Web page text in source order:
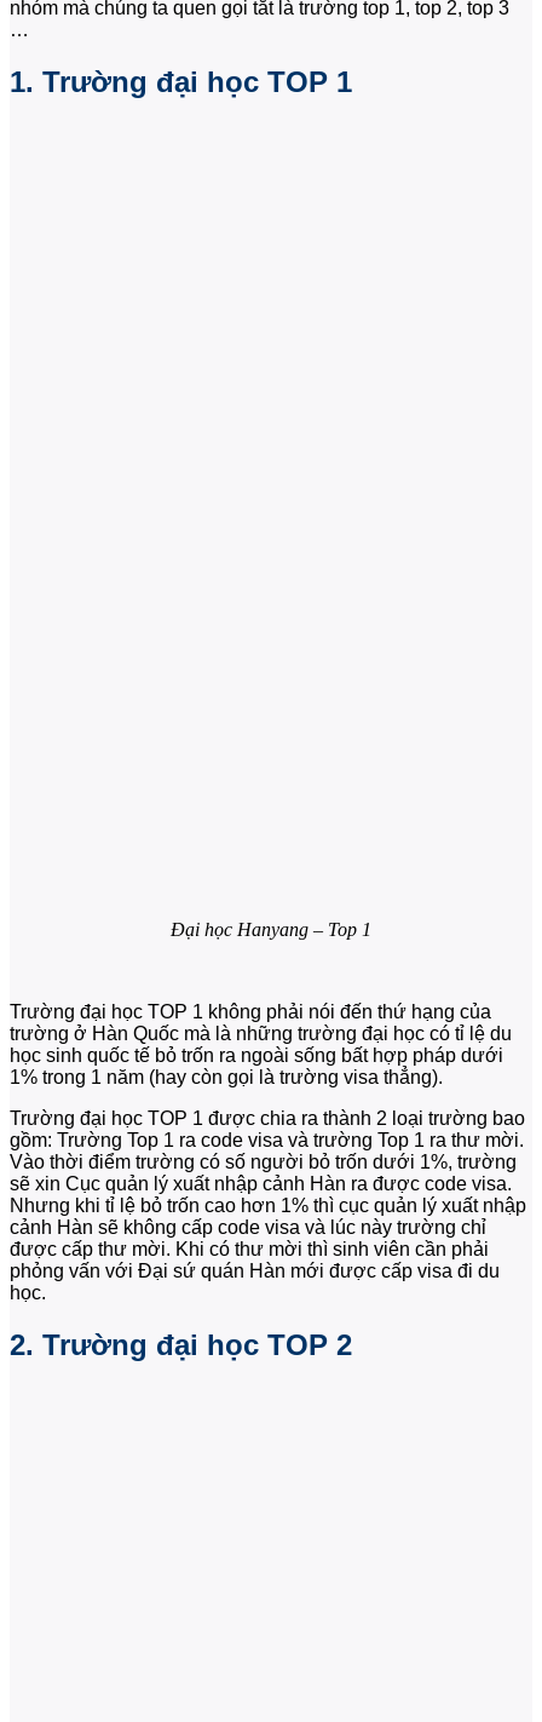
nhóm mà chúng ta quen gọi tắt là trường top 1, top 2, top 3
…
1. Trường đại học TOP 1
Đại học Hanyang – Top 1
Trường đại học TOP 1 không phải nói đến thứ hạng của
trường ở Hàn Quốc mà là những trường đại học có tỉ lệ du
học sinh quốc tế bỏ trốn ra ngoài sống bất hợp pháp dưới
1% trong 1 năm (hay còn gọi là trường visa thẳng).
Trường đại học TOP 1 được chia ra thành 2 loại trường bao
gồm: Trường Top 1 ra code visa và trường Top 1 ra thư mời.
Vào thời điểm trường có số người bỏ trốn dưới 1%, trường
sẽ xin Cục quản lý xuất nhập cảnh Hàn ra được code visa.
Nhưng khi tỉ lệ bỏ trốn cao hơn 1% thì cục quản lý xuất nhập
cảnh Hàn sẽ không cấp code visa và lúc này trường chỉ
được cấp thư mời. Khi có thư mời thì sinh viên cần phải
phỏng vấn với Đại sứ quán Hàn mới được cấp visa đi du
học.
2. Trường đại học TOP 2